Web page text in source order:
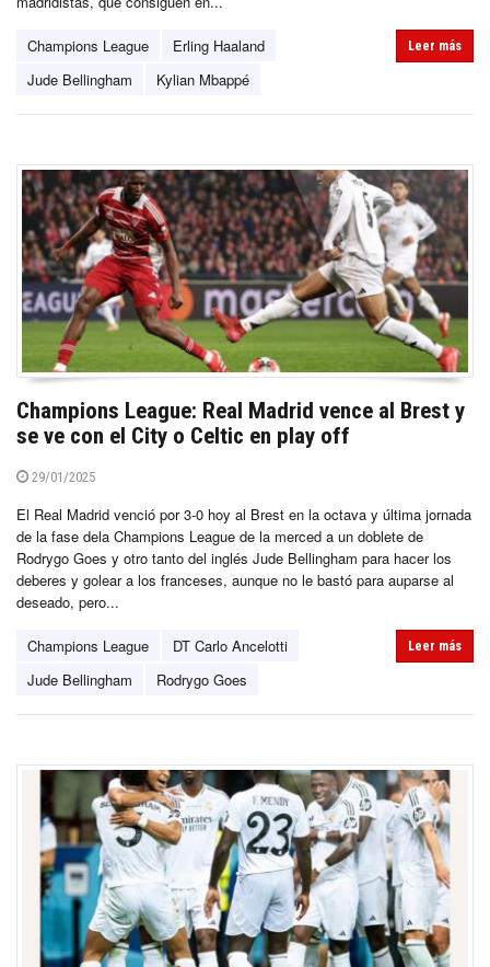
Champions League
Erling Haaland
Jude Bellingham
Kylian Mbappé
Leer más
Champions League: Real Madrid vence al Brest y
se ve con el City o Celtic en play off
29/01/2025
El Real Madrid venció por 3-0 hoy al Brest en la octava y última jornada
de la fase dela Champions League de la merced a un doblete de
Rodrygo Goes y otro tanto del inglés Jude Bellingham para hacer los
deberes y golear a los franceses, aunque no le bastó para auparse al
deseado, pero...
Champions League
DT Carlo Ancelotti
Jude Bellingham
Rodrygo Goes
Leer más